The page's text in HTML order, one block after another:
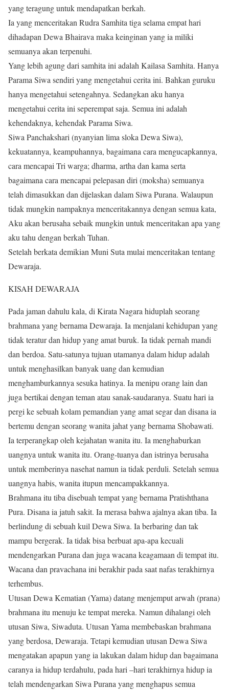
yang teragung untuk mendapatkan berkah.
Ia yang menceritakan Rudra Samhita tiga selama empat hari
dihadapan Dewa Bhairava maka keinginan yang ia miliki
semuanya akan terpenuhi.
Yang lebih agung dari samhita ini adalah Kailasa Samhita. Hanya
Parama Siwa sendiri yang mengetahui cerita ini. Bahkan guruku
hanya mengetahui setengahnya. Sedangkan aku hanya
mengetahui cerita ini seperempat saja. Semua ini adalah
kehendaknya, kehendak Parama Siwa.
Siwa Panchakshari (nyanyian lima sloka Dewa Siwa),
kekuatannya, keampuhannya, bagaimana cara mengucapkannya,
cara mencapai Tri warga; dharma, artha dan kama serta
bagaimana cara mencapai pelepasan diri (moksha) semuanya
telah dimasukkan dan dijelaskan dalam Siwa Purana. Walaupun
tidak mungkin nampaknya menceritakannya dengan semua kata,
Aku akan berusaha sebaik mungkin untuk menceritakan apa yang
aku tahu dengan berkah Tuhan.
Setelah berkata demikian Muni Suta mulai menceritakan tentang
Dewaraja.
KISAH DEWARAJA
Pada jaman dahulu kala, di Kirata Nagara hiduplah seorang
brahmana yang bernama Dewaraja. Ia menjalani kehidupan yang
tidak teratur dan hidup yang amat buruk. Ia tidak pernah mandi
dan berdoa. Satu-satunya tujuan utamanya dalam hidup adalah
untuk menghasilkan banyak uang dan kemudian
menghamburkannya sesuka hatinya. Ia menipu orang lain dan
juga bertikai dengan teman atau sanak-saudaranya. Suatu hari ia
pergi ke sebuah kolam pemandian yang amat segar dan disana ia
bertemu dengan seorang wanita jahat yang bernama Shobawati.
Ia terperangkap oleh kejahatan wanita itu. Ia menghaburkan
uangnya untuk wanita itu. Orang-tuanya dan istrinya berusaha
untuk memberinya nasehat namun ia tidak perduli. Setelah semua
uangnya habis, wanita itupun mencampakkannya.
Brahmana itu tiba disebuah tempat yang bernama Pratishthana
Pura. Disana ia jatuh sakit. Ia merasa bahwa ajalnya akan tiba. Ia
berlindung di sebuah kuil Dewa Siwa. Ia berbaring dan tak
mampu bergerak. Ia tidak bisa berbuat apa-apa kecuali
mendengarkan Purana dan juga wacana keagamaan di tempat itu.
Wacana dan pravachana ini berakhir pada saat nafas terakhirnya
terhembus.
Utusan Dewa Kematian (Yama) datang menjemput arwah (prana)
brahmana itu menuju ke tempat mereka. Namun dihalangi oleh
utusan Siwa, Siwaduta. Utusan Yama membebaskan brahmana
yang berdosa, Dewaraja. Tetapi kemudian utusan Dewa Siwa
mengatakan apapun yang ia lakukan dalam hidup dan bagaimana
caranya ia hidup terdahulu, pada hari –hari terakhirnya hidup ia
telah mendengarkan Siwa Purana yang menghapus semua